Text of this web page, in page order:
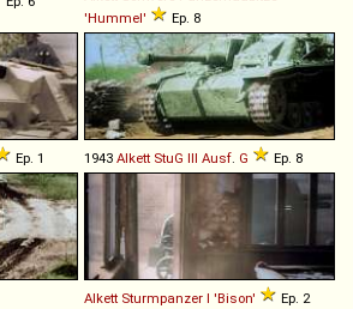
'Hummel'
Ep. 8
Ep. 1 1943 Alkett StuG III Ausf. G Ep. 8
Alkett Sturmpanzer I 'Bison' Ep. 2